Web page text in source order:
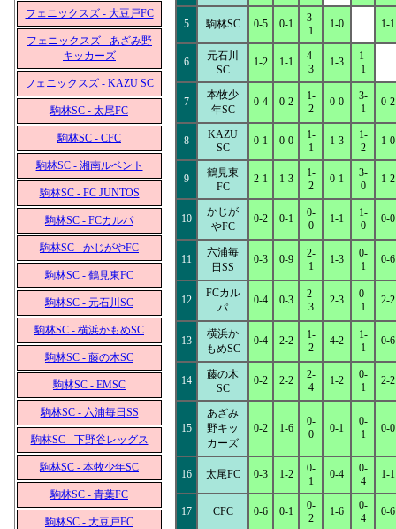
フェニックスズ - 大豆戸FC
フェニックスズ - あざみ野
キッカーズ
フェニックスズ - KAZU SC
駒林SC - 太尾FC
駒林SC - CFC
駒林SC - 湘南ルベント
駒林SC - FC JUNTOS
駒林SC - FCカルパ
駒林SC - かじがやFC
駒林SC - 鶴見東FC
駒林SC - 元石川SC
駒林SC - 横浜かもめSC
駒林SC - 藤の木SC
駒林SC - EMSC
駒林SC - 六浦毎日SS
駒林SC - 下野谷レッグス
駒林SC - 本牧少年SC
駒林SC - 青葉FC
駒林SC - 大豆戸FC
5 駒林SC 0-5 0-1
3-
1
1-0 1-1
6
元石川
SC
1-2 1-1
4-
3
1-3
1-
1
7
本牧少
年SC
0-4 0-2
1-
2
0-0
3-
1
0-2
8
KAZU
SC
0-1 0-0
1-
1
1-3
1-
2
1-0
9
鶴見東
FC
2-1 1-3
1-
2
0-1
3-
0
1-2
10
かじが
やFC
0-2 0-1
0-
0
1-1
1-
0
0-0
11
六浦毎
日SS
0-3 0-9
2-
1
1-3
0-
1
0-6
12
FCカル
パ
0-4 0-3
2-
3
2-3
0-
1
2-2
13
横浜か
もめSC
0-4 2-2
1-
2
4-2
1-
1
0-6
14
藤の木
SC
0-2 2-2
2-
4
1-2
0-
1
2-2
15
あざみ
野キッ
カーズ
0-2 1-6
0-
0
0-1
0-
1
0-0
16 太尾FC 0-3 1-2
0-
1
0-4
0-
4
1-1
17 CFC 0-6 0-1
0-
2
1-6
0-
4
0-6